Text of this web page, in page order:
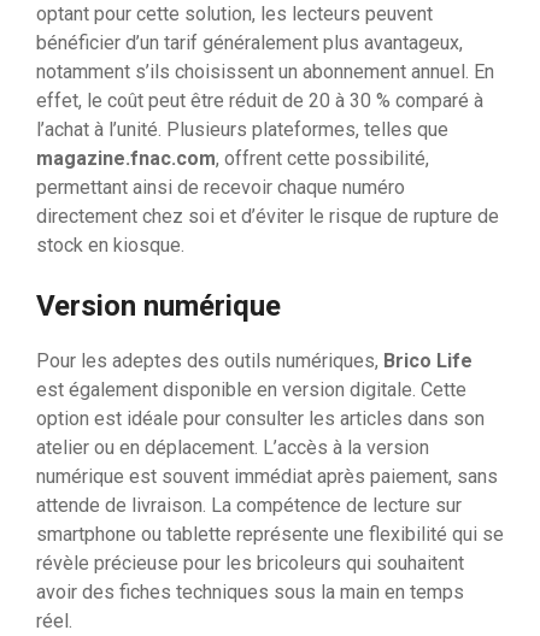
optant pour cette solution, les lecteurs peuvent
bénéficier d’un tarif généralement plus avantageux,
notamment s’ils choisissent un abonnement annuel. En
effet, le coût peut être réduit de 20 à 30 % comparé à
l’achat à l’unité. Plusieurs plateformes, telles que
magazine.fnac.com, offrent cette possibilité,
permettant ainsi de recevoir chaque numéro
directement chez soi et d’éviter le risque de rupture de
stock en kiosque.
Version numérique
Pour les adeptes des outils numériques, Brico Life
est également disponible en version digitale. Cette
option est idéale pour consulter les articles dans son
atelier ou en déplacement. L’accès à la version
numérique est souvent immédiat après paiement, sans
attende de livraison. La compétence de lecture sur
smartphone ou tablette représente une flexibilité qui se
révèle précieuse pour les bricoleurs qui souhaitent
avoir des fiches techniques sous la main en temps
réel.